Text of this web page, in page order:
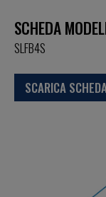
SCHEDA
SLFB4S
SCARICA